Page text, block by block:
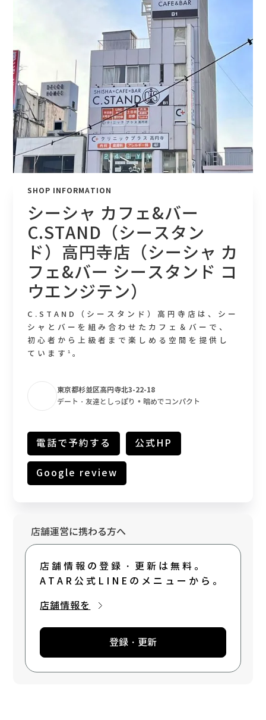
SHOP INFORMATION
シーシャ カフェ&バー
C.STAND（シースタン
ド）高円寺店（シーシャ カ
フェ&バー シースタンド コ
ウエンジテン）
C.STAND（シースタンド）高円寺店は、シー
シャとバーを組み合わせたカフェ＆バーで、
初心者から上級者まで楽しめる空間を提供し
ています¹。
東京都杉並区高円寺北3-22-18
デート・友達としっぽり • 暗めでコンパクト
電話で予約する 公式HP
Google review
店舗運営に携わる方へ
店舗情報の登録・更新は無料。
ATAR公式LINEのメニューから。
店舗情報を
登録・更新